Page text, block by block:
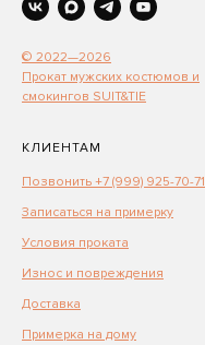
© 2022—2026
Прокат мужских костюмов и
смокингов SUIT&TIE
КЛИЕНТАМ
Позвонить +7 (999) 925-70-71
Записаться на примерку
Условия проката
Износ и повреждения
Доставка
Примерка на дому